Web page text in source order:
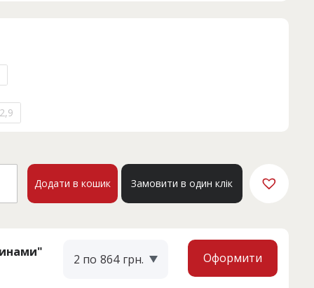
Додати в кошик Замовити в один клік
2 по 864 грн. Оформити